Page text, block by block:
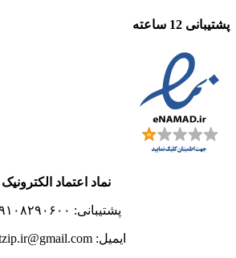
پشتیبانی 12 ساعته
نماد اعتماد الکترونیک
پشتیبانی: ۰۹۱۰۸۲۹۰۶۰۰
ایمیل: petzip.ir@gmail.com